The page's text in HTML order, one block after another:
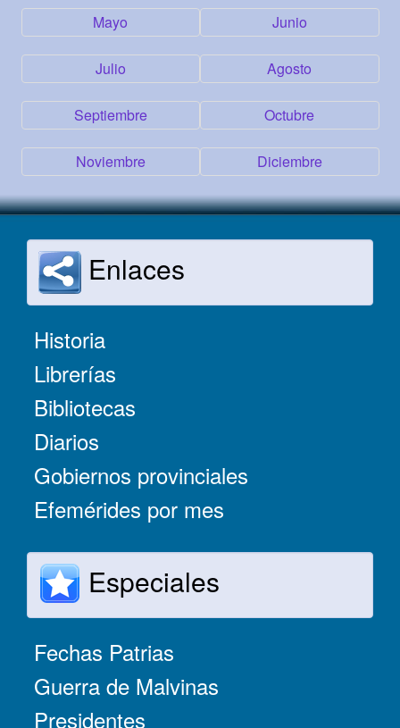
Mayo Junio
Julio Agosto
Septiembre Octubre
Noviembre Diciembre
Enlaces
Historia
Librerías
Bibliotecas
Diarios
Gobiernos provinciales
Efemérides por mes
Especiales
Fechas Patrias
Guerra de Malvinas
Presidentes